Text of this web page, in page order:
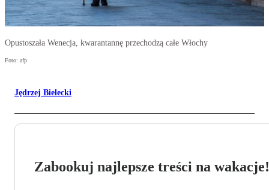
Opustoszała Wenecja, kwarantannę przechodzą całe Włochy
Foto: afp
Jędrzej Bielecki
Zabookuj najlepsze treści na wakacje!